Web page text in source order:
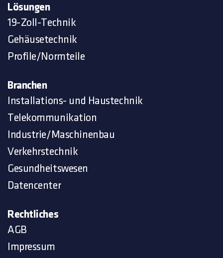
Lösungen
19-Zoll-Technik
Gehäusetechnik
Profile/Normteile
Branchen
Installations- und Haustechnik
Telekommunikation
Industrie/Maschinenbau
Verkehrstechnik
Gesundheitswesen
Datencenter
Rechtliches
AGB
Impressum